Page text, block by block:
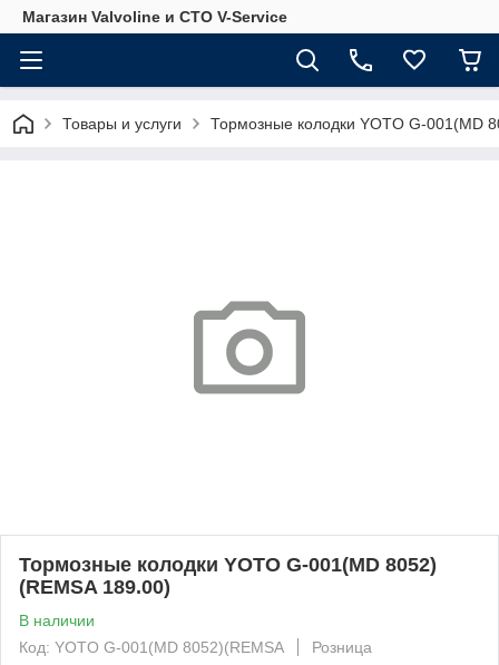
Магазин Valvoline и СТО V-Service
Товары и услуги Тормозные колодки YOTO G-001(MD
Тормозные колодки YOTO G-001(MD 8052)
(REMSA 189.00)
В наличии
Код: YOTO G-001(MD 8052)(REMSA
Розница